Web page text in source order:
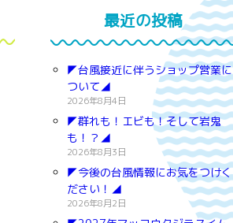
最近の投稿
◤台風接近に伴うショップ営業に
ついて◢
2026年8月4日
◤群れも！エビも！そして岩鬼
も！？◢
2026年8月3日
◤今後の台風情報にお気をつけく
ださい！◢
2026年8月2日